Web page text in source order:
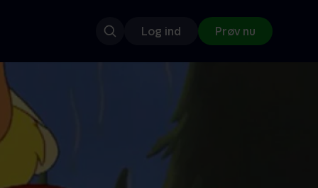
Log ind Prøv nu